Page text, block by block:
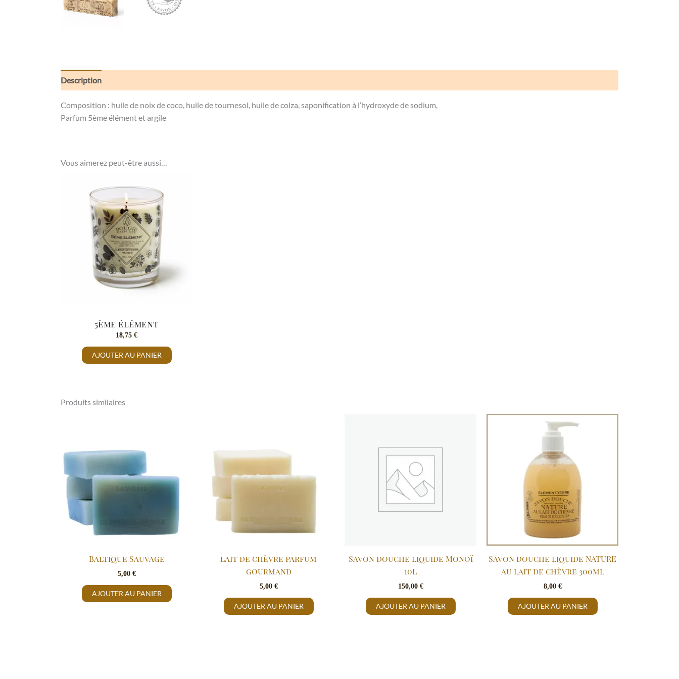
Description
Composition : huile de noix de coco, huile de tournesol, huile de colza, saponification à l’hydroxyde de sodium,
Parfum 5ème élément et argile
Vous aimerez peut-être aussi…
5ème élément
18,75 €
AJOUTER AU PANIER
Produits similaires
Baltique Sauvage
5,00 €
AJOUTER AU PANIER
lait de chèvre parfum
gourmand
5,00 €
AJOUTER AU PANIER
Savon douche liquide Monoï
10L
150,00 €
AJOUTER AU PANIER
Savon douche liquide NATURE
au lait de chèvre 300ml
8,00 €
AJOUTER AU PANIER